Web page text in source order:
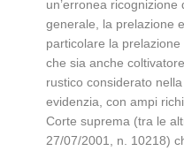
un’erronea
generale, la prelazione
particolare la
che sia anche
rustico considerato
evidenzia, con ampi
Corte suprema (tra le
27/07/2001, n. 10218)